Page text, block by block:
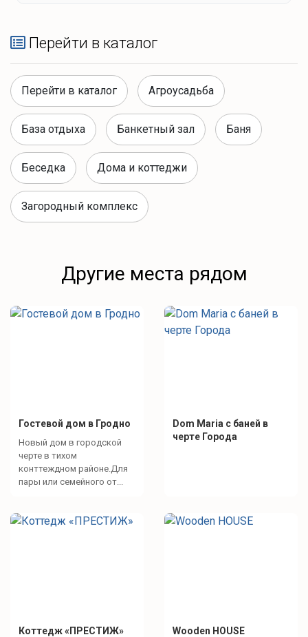
Перейти в каталог
Перейти в каталог Агроусадьба
База отдыха Банкетный зал Баня
Беседка Дома и коттеджи
Загородный комплекс
Другие места рядом
Гостевой дом в Гродно
Новый дом в городской
черте в тихом
конттеждном районе.Для
пары или семейного от...
Dom Maria с баней в
черте Города
Коттедж «ПРЕСТИЖ» Wooden HOUSE